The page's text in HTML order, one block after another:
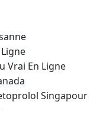
Vrai En Ligne
Singapour